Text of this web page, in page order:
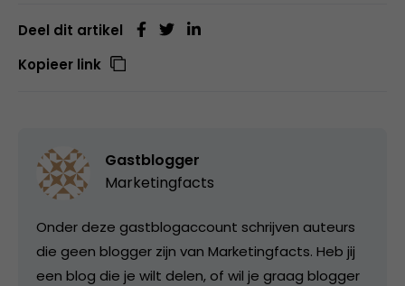
Deel dit artikel
Kopieer link
Gastblogger
Marketingfacts
Onder deze gastblogaccount schrijven auteurs
die geen blogger zijn van Marketingfacts. Heb jij
een blog die je wilt delen, of wil je graag blogger